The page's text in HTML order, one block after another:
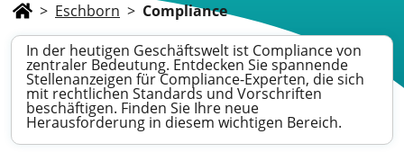
> Eschborn > Compliance
In der heutigen Geschäftswelt ist Compliance von
zentraler Bedeutung. Entdecken Sie spannende
Stellenanzeigen für Compliance-Experten, die sich
mit rechtlichen Standards und Vorschriften
beschäftigen. Finden Sie Ihre neue
Herausforderung in diesem wichtigen Bereich.